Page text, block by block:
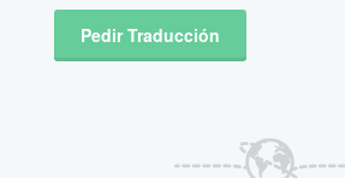
Pedir Traducción